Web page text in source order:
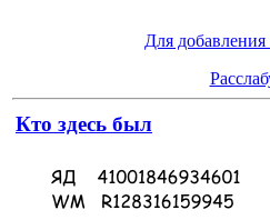
Для добавления
Кто здесь был